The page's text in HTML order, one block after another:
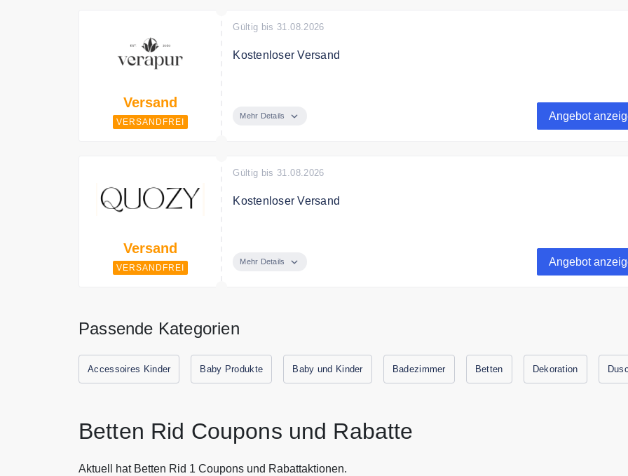
Versand
VERSANDFREI
Gültig bis 31.08.2026
Kostenloser Versand
Mehr Details Angebot
Versand
VERSANDFREI
Gültig bis 31.08.2026
Kostenloser Versand
Mehr Details Angebot
Passende Kategorien
Accessoires Kinder Baby Produkte Baby und Kinder Badezimmer Betten Dekoration
Betten Rid Coupons und Rabatte
Aktuell hat Betten Rid 1 Coupons und Rabattaktionen.